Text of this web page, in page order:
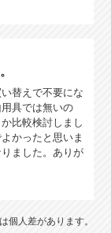
替えで不要にな
具では無いの
比較検討しまし
かったと思いま
ました。ありが
個人差があります。